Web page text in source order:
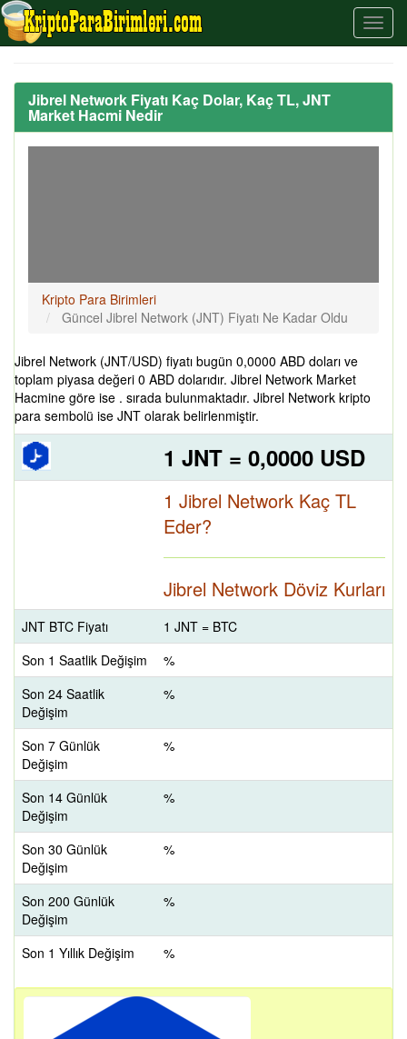
Jibrel Network Fiyatı Kaç Dolar, Kaç TL, JNT
Market Hacmi Nedir
Kripto Para Birimleri
Güncel Jibrel Network (JNT) Fiyatı Ne Kadar Oldu
Jibrel Network (JNT/USD) fiyatı bugün 0,0000 ABD doları ve
toplam piyasa değeri 0 ABD dolarıdır. Jibrel Network Market
Hacmine göre ise . sırada bulunmaktadır. Jibrel Network kripto
para sembolü ise JNT olarak belirlenmiştir.
1 JNT = 0,0000 USD
1 Jibrel Network Kaç TL
Eder?
Jibrel Network Döviz Kurları
JNT BTC Fiyatı
1 JNT = BTC
Son 1 Saatlik Değişim
%
Son 24 Saatlik
Değişim
%
Son 7 Günlük
Değişim
%
Son 14 Günlük
Değişim
%
Son 30 Günlük
Değişim
%
Son 200 Günlük
Değişim
%
Son 1 Yıllık Değişim %